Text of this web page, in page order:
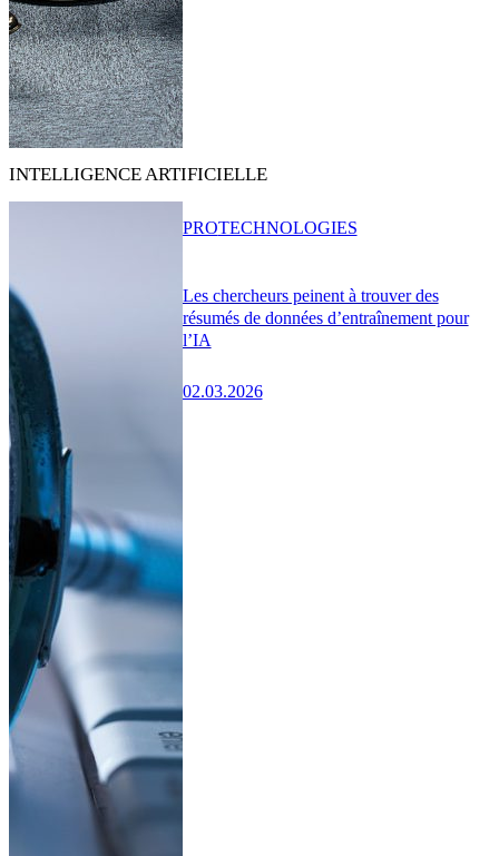
INTELLIGENCE ARTIFICIELLE
Les chercheurs peinent à trouver des
résumés de données d’entraînement pour
l’IA
02.03.2026
PROTECHNOLOGIES